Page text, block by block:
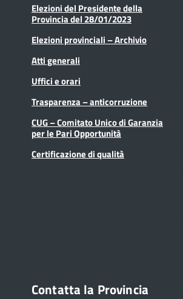
Elezioni del Presidente della
Provincia del 28/01/2023
Elezioni provinciali – Archivio
Atti generali
Uffici e orari
Trasparenza – anticorruzione
CUG – Comitato Unico di Garanzia
per le Pari Opportunità
Certificazione di qualità
Contatta la Provincia